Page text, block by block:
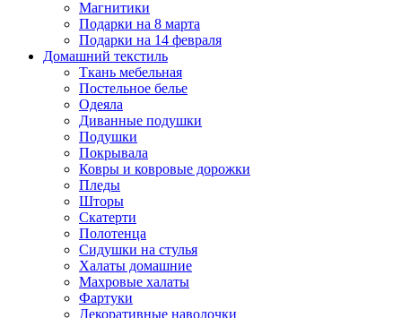
Магнитики
Подарки на 8 марта
Подарки на 14 февраля
Домашний текстиль
Ткань мебельная
Постельное белье
Одеяла
Диванные подушки
Подушки
Покрывала
Ковры и ковровые дорожки
Пледы
Шторы
Скатерти
Полотенца
Сидушки на стулья
Халаты домашние
Махровые халаты
Фартуки
Декоративные наволочки